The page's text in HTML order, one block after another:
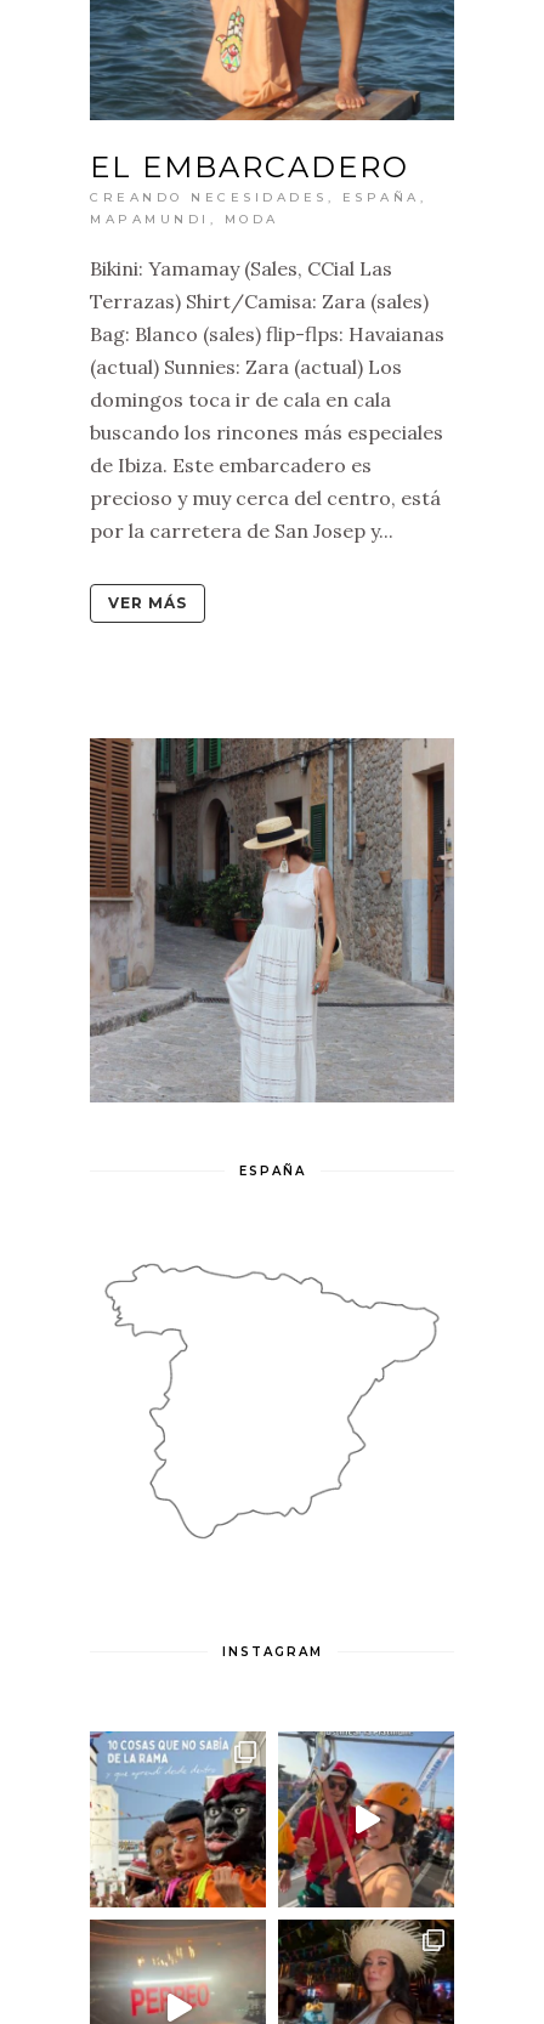
EL EMBARCADERO
CREANDO NECESIDADES , ESPAÑA ,
MAPAMUNDI , MODA
Bikini: Yamamay (Sales, CCial Las
Terrazas) Shirt/Camisa: Zara (sales)
Bag: Blanco (sales) flip-flps: Havaianas
(actual) Sunnies: Zara (actual) Los
domingos toca ir de cala en cala
buscando los rincones más especiales
de Ibiza. Este embarcadero es
precioso y muy cerca del centro, está
por la carretera de San Josep y...
VER MÁS
ESPAÑA
INSTAGRAM